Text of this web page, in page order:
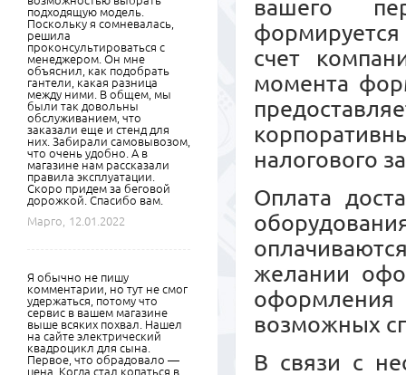
вашего
счет
момента
налогового
Оплата
желании
возможных
В связи с
подходящую модель.
Поскольку я сомневалась,
решила
проконсультироваться с
менеджером. Он мне
объяснил, как подобрать
гантели, какая разница
между ними. В общем, мы
были так довольны
обслуживанием, что
заказали еще и стенд для
них. Забирали самовывозом,
что очень удобно. А в
магазине нам рассказали
правила эксплуатации.
Скоро придем за беговой
дорожкой. Спасибо вам.
Марго,
12.01.2022
Я обычно не пишу
комментарии, но тут не смог
удержаться, потому что
сервис в вашем магазине
выше всяких похвал. Нашел
на сайте электрический
квадроцикл для сына.
Первое, что обрадовало —
цена. Когда стал копаться в